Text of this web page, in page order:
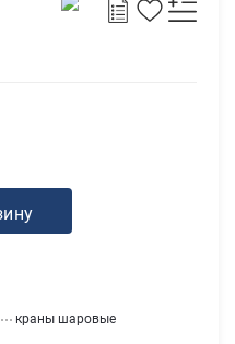
краны шаровые